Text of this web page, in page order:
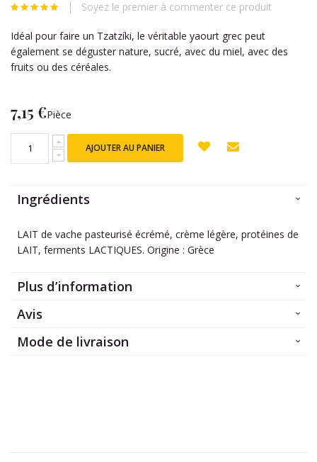
beginning
the
images
gallery
Soyez le premier à commenter ce produit
Idéal pour faire un Tzatzíki, le véritable yaourt grec peut
également se déguster nature, sucré, avec du miel, avec des
fruits ou des céréales.
7,15 €Pièce
AJOUTER AU PANIER
Ingrédients
LAIT de vache pasteurisé écrémé, crème légère, protéines de
LAIT, ferments LACTIQUES. Origine : Grèce
Plus d’information
Avis
Mode de livraison